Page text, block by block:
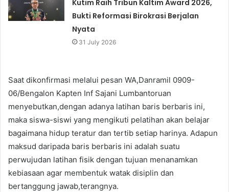
Kutim Raih Tribun Kaltim Award 2026,
Bukti Reformasi Birokrasi Berjalan
Nyata
31 July 2026
Saat dikonfirmasi melalui pesan WA,Danramil 0909-
06/Bengalon Kapten Inf Sajani Lumbantoruan
menyebutkan,dengan adanya latihan baris berbaris ini,
maka siswa-siswi yang mengikuti pelatihan akan belajar
bagaimana hidup teratur dan tertib setiap harinya. Adapun
maksud daripada baris berbaris ini adalah suatu
perwujudan latihan fisik dengan tujuan menanamkan
kebiasaan agar membentuk watak disiplin dan
bertanggung jawab,terangnya.